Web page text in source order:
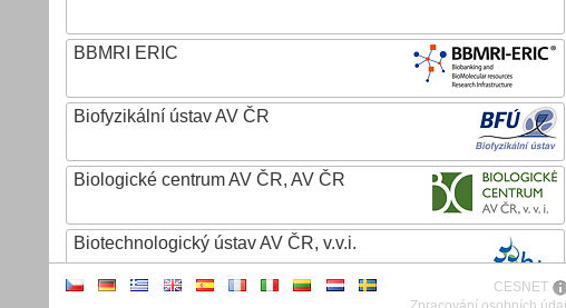
BBMRI ERIC
Biofyzikální ústav AV ČR
Biologické centrum AV ČR, AV ČR
Biotechnologický ústav AV ČR, v.v.i.
CESNET